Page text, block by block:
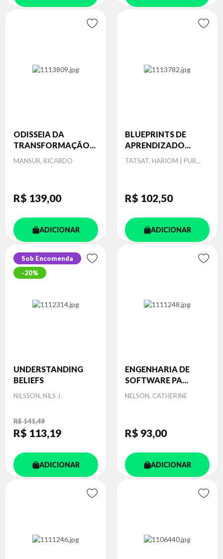
ODISSEIA DA
TRANSFORMAÇÃO...
Autor
MANSUR, RICARDO
R$ 139,00
ADICIONAR
BLUEPRINTS DE
APRENDIZADO...
Autor
TATSAT, HARIOM | PUR...
R$ 102,50
ADICIONAR
Sob Encomenda
20%
UNDERSTANDING
BELIEFS
Autor
NILSSON, NILS J.
R$ 141,49
R$ 113,19
ADICIONAR
ENGENHARIA DE
SOFTWARE PA...
Autor
NELSON, CATHERINE
R$ 93,00
ADICIONAR